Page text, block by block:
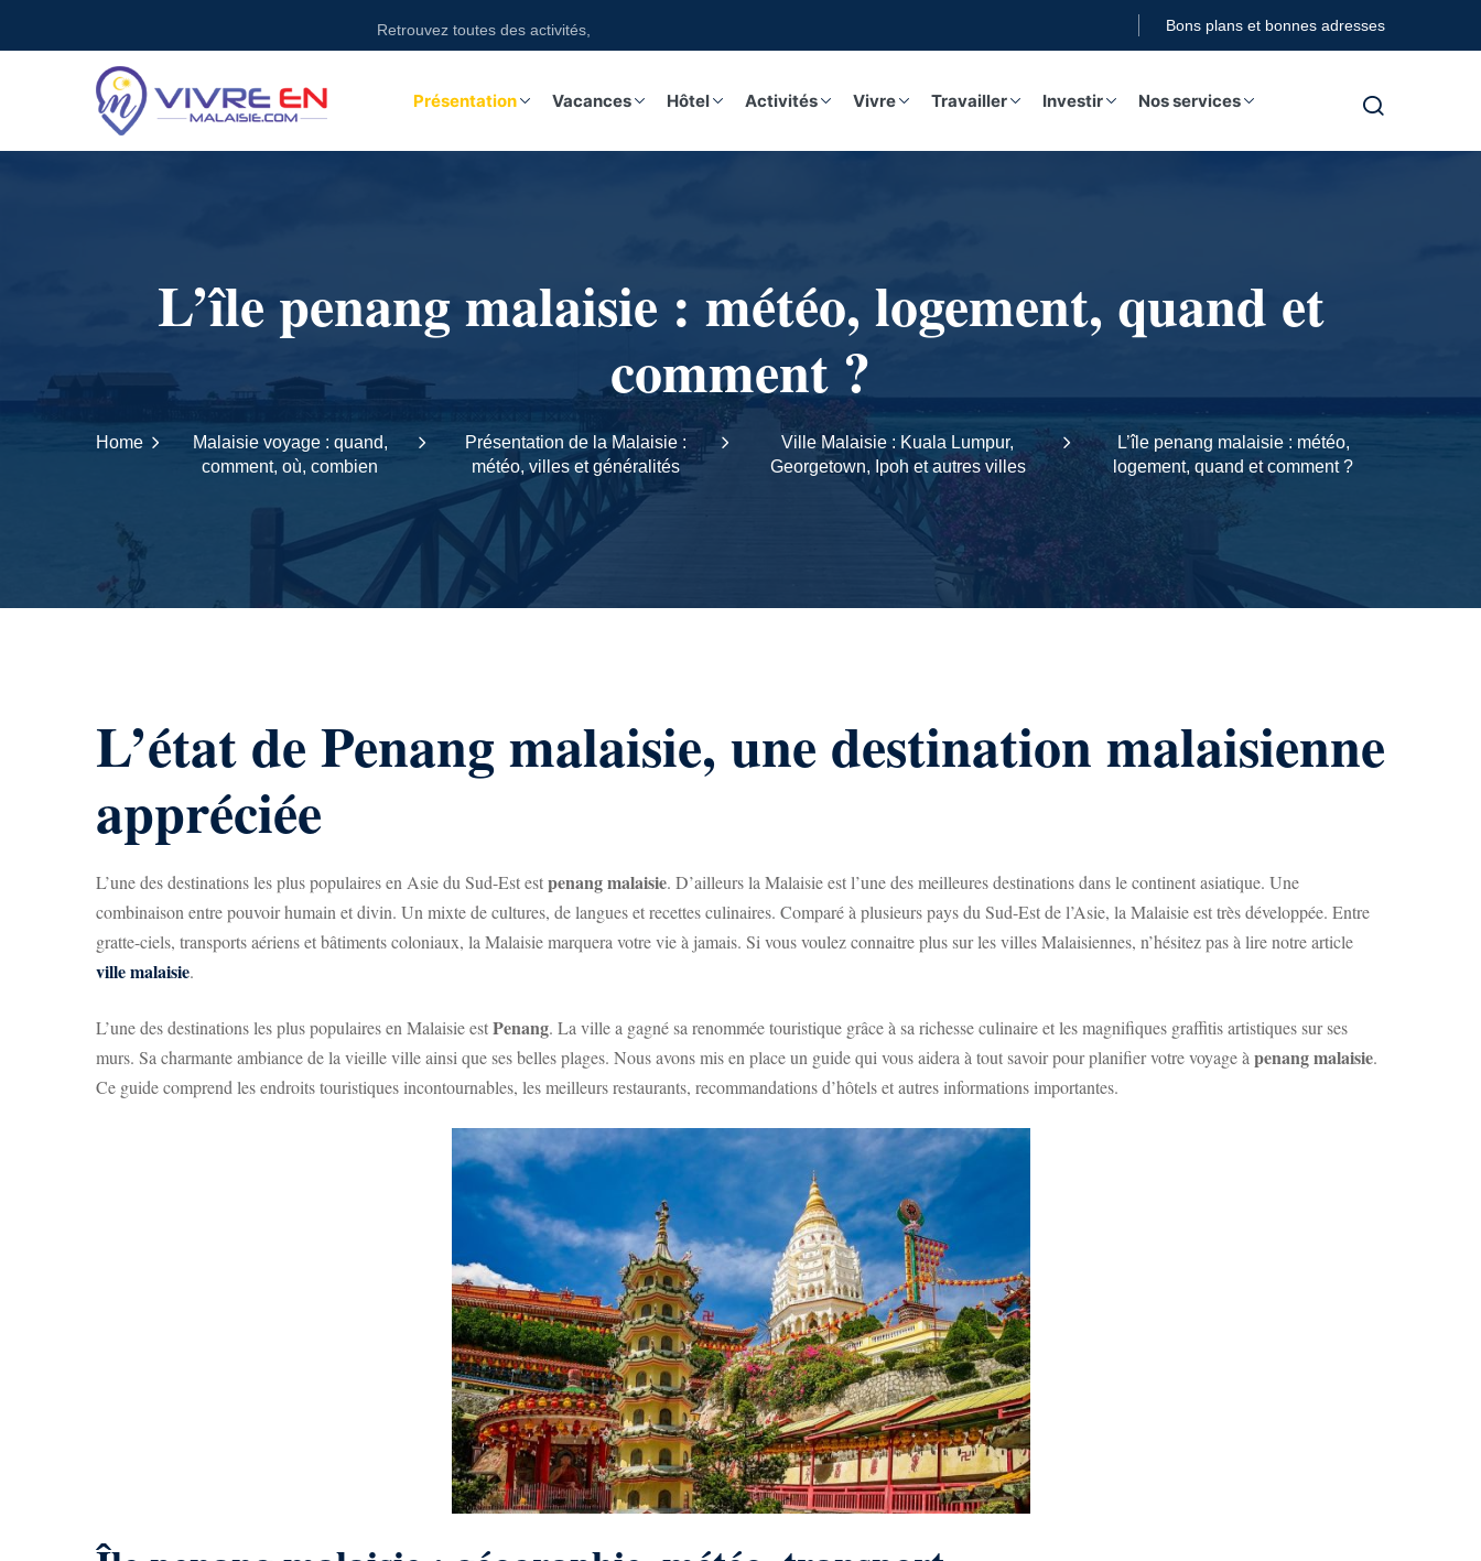
Retrouvez toutes des activités, guides, excursions sur notre boutique Bons plans et bonnes adresses
Présentation Vacances Hôtel Activités Vivre Travailler Investir Nos services
L’île penang malaisie : météo, logement, quand et
comment ?
Home
Malaisie voyage : quand,
comment, où, combien
Présentation de la Malaisie :
météo, villes et généralités
Ville Malaisie : Kuala Lumpur,
Georgetown, Ipoh et autres villes
L’île penang malaisie : météo,
logement, quand et comment ?
L’état de Penang malaisie, une destination malaisienne
appréciée
L’une des destinations les plus populaires en Asie du Sud-Est estpenang malaisie. D’ailleurs la Malaisie est l’une des meilleures destinations dans le continent asiatique. Une
combinaison entre pouvoir humain et divin. Un mixte de cultures, de langues et recettes culinaires. Comparé à plusieurs pays du Sud-Est de l’Asie, la Malaisie est très développée. Entre
gratte-ciels, transports aériens et bâtiments coloniaux, la Malaisie marquera votre vie à jamais. Si vous voulez connaitre plus sur les villes Malaisiennes, n’hésitez pas à lire notre article
ville malaisie.
L’une des destinations les plus populaires en Malaisie estPenang. La ville a gagné sa renommée touristique grâce à sa richesse culinaire et les magnifiques graffitis artistiques sur ses
murs. Sa charmante ambiance de la vieille ville ainsi que ses belles plages. Nous avons mis en place un guide qui vous aidera à tout savoir pour planifier votre voyage à penang malaisie.
Ce guide comprend les endroits touristiques incontournables, les meilleurs restaurants, recommandations d’hôtels et autres informations importantes.